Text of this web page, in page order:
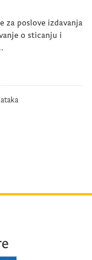
za poslove izdavanja
o sticanju i